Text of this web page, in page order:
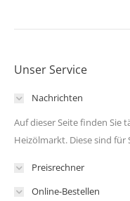
Unser Service
Nachrichten
Auf dieser Seite finden Sie
Heizölmarkt. Diese sind für
Preisrechner
Online-Bestellen